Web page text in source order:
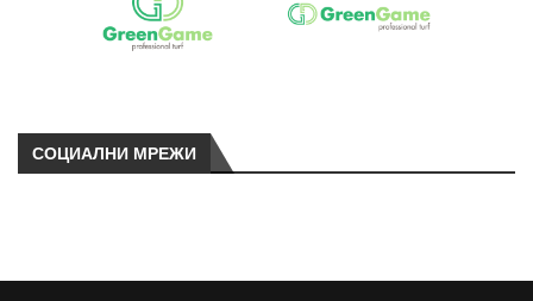
СОЦИАЛНИ МРЕЖИ